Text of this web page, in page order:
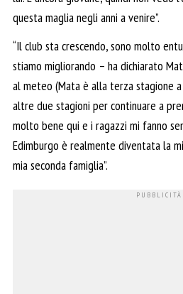
questa maglia negli anni a venire”.
“Il club sta crescendo, sono molto
stiamo migliorando – ha dichiarato
al meteo (Mata è alla terza stagione a
altre due stagioni per continuare a
molto bene qui e i ragazzi mi fanno
Edimburgo è realmente diventata la
mia seconda famiglia”.